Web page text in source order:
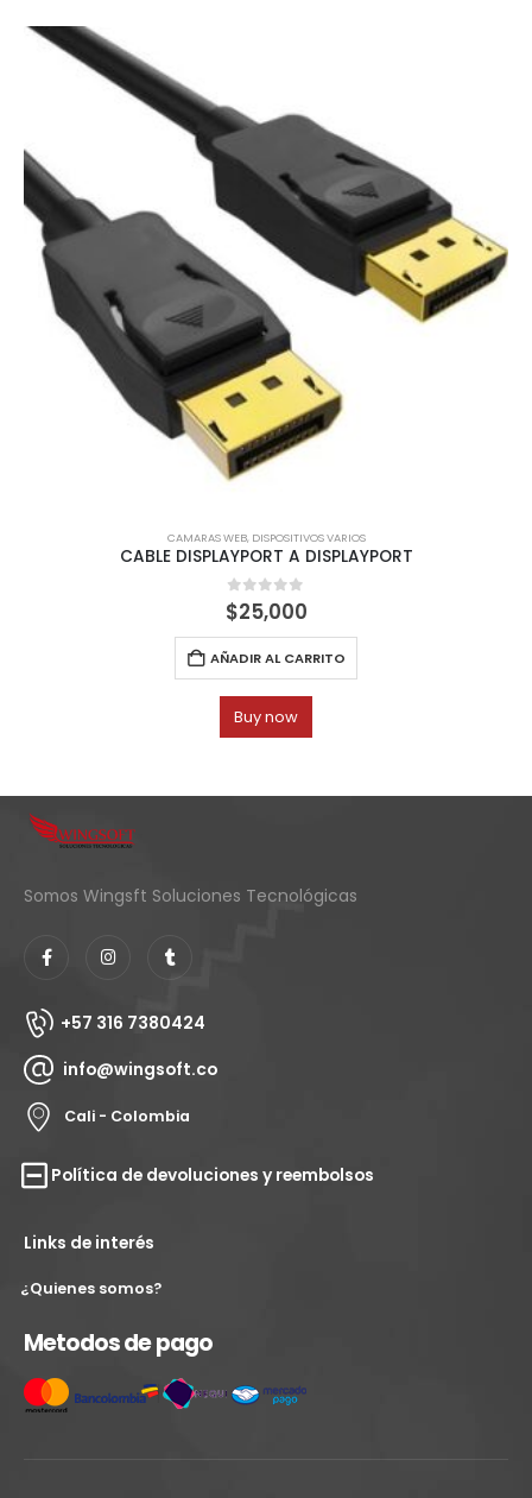
CAMARAS WEB, DISPOSITIVOS VARIOS
CABLE DISPLAYPORT A DISPLAYPORT
0 out of 5
$25,000
AÑADIR AL CARRITO
Buy now
Somos Wingsft Soluciones Tecnológicas
+57 316 7380424
info@wingsoft.co
Cali - Colombia
Política de devoluciones y reembolsos
Links de interés
¿Quienes somos?
Metodos de pago